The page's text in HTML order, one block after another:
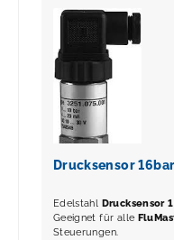
Drucksensor
Edelstahl Drucksensor
Geeignet für alle
Steuerungen.